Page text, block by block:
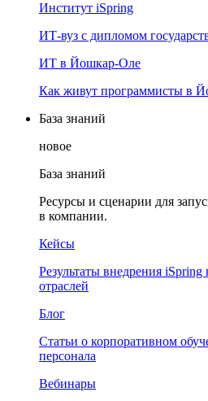
Институт iSpring
ИТ-вуз с дипломом
ИТ в Йошкар-Оле
Как живут программисты в
База знаний
новое
База знаний
Ресурсы и сценарии для
в компании.
Кейсы
Результаты внедрения
отраслей
Блог
Статьи о корпоративном
персонала
Вебинары